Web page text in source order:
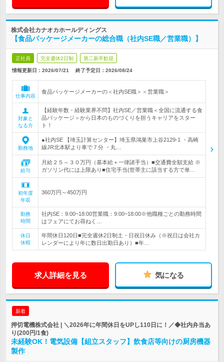
株式会社カナオカホールディングス
【食品パッケージメーカーの総合職（社内SE職／営業職）】
正社員 完全週休2日制 第二新卒歓迎
情報更新日：2026/07/21 終了予定日： 2026/08/24
仕事内容
食品パッケージメーカーの＜社内SE職＞＜営業職＞
対象と
なる方
【経験年数・経験業界不問】社内SE／営業職＜全国に流通する食
品パッケージ＞から日本のものづくりを担うキャリアをスター
ト！
勤務地
●社内SE 【埼玉計算センター】埼玉県鴻巣市上谷2129-1 ・高崎
線JR北本駅より車で７分 ・丸…
給与
月給２５～３０万円（基本給＋一律諸手当）■交通費全額支給 ※
ガソリン代には上限あり■住宅手当(世帯主に該当する方で単…
初年度
年収
360万円～450万円
勤務
時間
社内SE：9:00~18:00営業職：9:00~18:00※他職種ごとの勤務時間
はフェアにてお尋ねく…
休日
休暇
年間休日120日■完全週休2日制土・日祝日休み（※祝日は会社カ
レンダーにより年に数日出勤日あり）■年…
求人詳細を見る 気になる
新着
押切電機株式会社 | ＼2026年に年間休日をUPし110日に！／◆社内弁当あ
り(200円/1食)
未経験OK！電気設備【組立スタッフ】飲食店等向けの厨房機器
製作